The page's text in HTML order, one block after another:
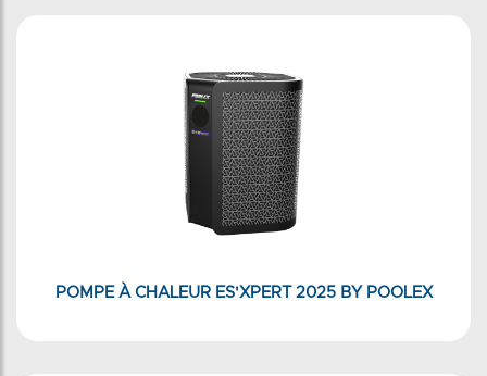
POMPE À CHALEUR ES'XPERT 2025 BY POOLEX